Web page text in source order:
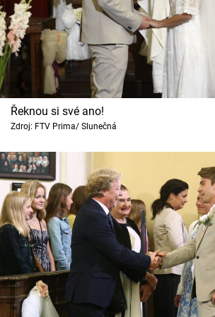
Řeknou si své ano!
Zdroj: FTV Prima/ Slunečná